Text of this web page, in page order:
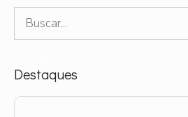
Pesquisar
Destaques